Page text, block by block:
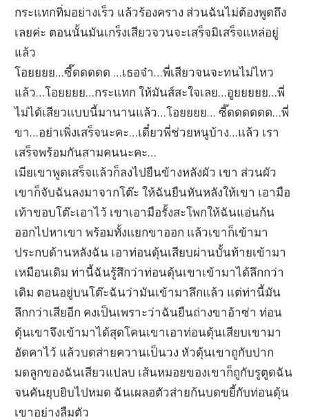
กระแทกทิ่มอย่างเร็ว แล้วร้องคราง ส่วนฉันไม่ต้องพูดถึง
เลยค่ะ ตอนนั้นมันเกร็งเสียวจวนจะเสร็จมิเสร็จแหล่อยู่
แล้ว
โอยยยย…ซี๊ดดดดด …เธอจ๋า…พี่เสียวจนจะทนไม่ไหว
แล้ว…โอยยยย…กระแทก ให้มันส์สะใจเลย…อูยยยยย…พี่
ไม่ได้เสียวแบบนี้มานานแล้ว…โอยยยย… ซี๊ดดดดดด…พี่
ขา…อย่าเพิ่งเสร็จนะคะ…เดี๋ยวพี่ช่วยหนูบ้าง…แล้ว เรา
เสร็จพร้อมกันสามคนนะคะ…
เมียเขาพูดเสร็จแล้วก็ลงไปยืนข้างหลังผัว เขา ส่วนผัว
เขาก็จับฉันลงมาจากโต๊ะ ให้ฉันยืนหันหลังให้เขา เอามือ
เท้าขอบโต๊ะเอาไว้ เขาเอามือรั้งสะโพกให้ฉันแอ่นก้น
ออกไปหาเขา พร้อมทั้งแยกขาออก แล้วเขาก็เข้ามา
ประกบด้านหลังฉัน เอาท่อนดุ้นเสียบผ่านบั้นท้ายเข้ามา
เหมือนเดิม ท่านี้ฉันรู้สึกว่าท่อนดุ้นเขาเข้ามาได้ลึกกว่า
เดิม ตอนอยู่บนโต๊ะฉันว่ามันเข้ามาลึกแล้ว แต่ท่านี้มัน
ลึกกว่าเสียอีก คงเป็นเพราะว่าฉันยืนถ่างขาอ้าซ่า ท่อน
ดุ้นเขาจึงเข้ามาได้สุดโคนเขาเอาท่อนดุ้นเสียบเขามา
อัดคาไว้ แล้วบดส่ายควานเป็นวง หัวดุ้นเขาถูกับปาก
มดลูกของฉันเสียวแปลบ เส้นหมอยของเขาก็ถูกับรูตูดฉัน
จนคันยุบยิบไปหมด ฉันเผลอตัวส่ายก้นบดขยี้กับท่อนดุ้น
เขาอย่างลืมตัว